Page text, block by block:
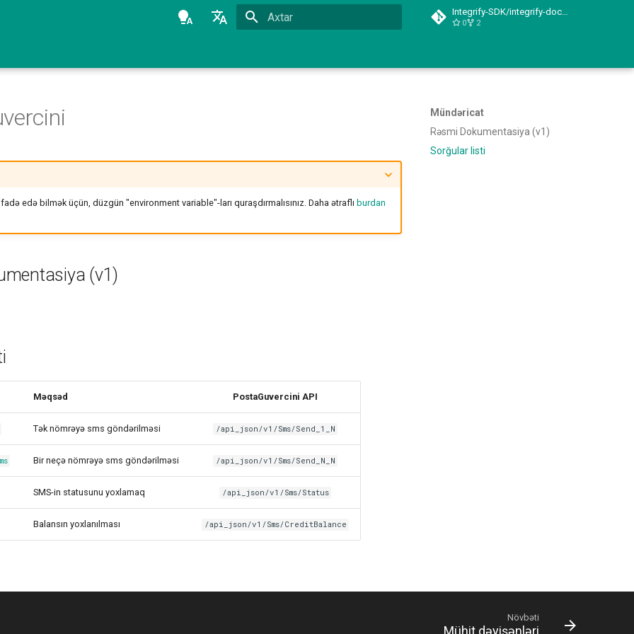
Integrify-SDK/integrify-docs-python
0 2
Mündəricat
Rəsmi Dokumentasiya (v1)
Sorğular listi
edə bilmək üçün, düzgün "environment variable"-ları quraşdırmalısınız. Daha ətraflı burdan
(v1)
Məqsəd PostaGuvercini API
Tək nömrəyə sms göndərilməsi /api_json/v1/Sms/Send_1_N
Bir neçə nömrəyə sms göndərilməsi /api_json/v1/Sms/Send_N_N
SMS-in statusunu yoxlamaq /api_json/v1/Sms/Status
Balansın yoxlanılması /api_json/v1/Sms/CreditBalance
Növbəti
Mühit dəyişənləri